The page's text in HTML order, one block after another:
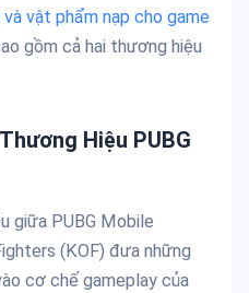
và vật phẩm nạp cho game
gồm cả hai thương hiệu
Hiệu PUBG
giữa PUBG Mobile
(KOF) đưa những
cơ chế gameplay của